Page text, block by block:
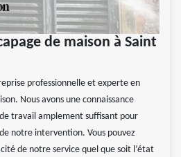
de maison à Saint
professionnelle et experte en
Nous avons une connaissance
travail amplement suffisant pour
notre intervention. Vous pouvez
de notre service quel que soit l’état